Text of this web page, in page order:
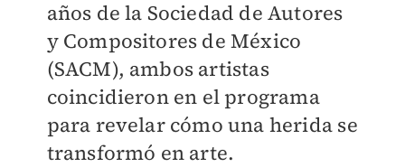
años de la Sociedad de Autores
y Compositores de México
(SACM), ambos artistas
coincidieron en el programa
para revelar cómo una herida se
transformó en arte.